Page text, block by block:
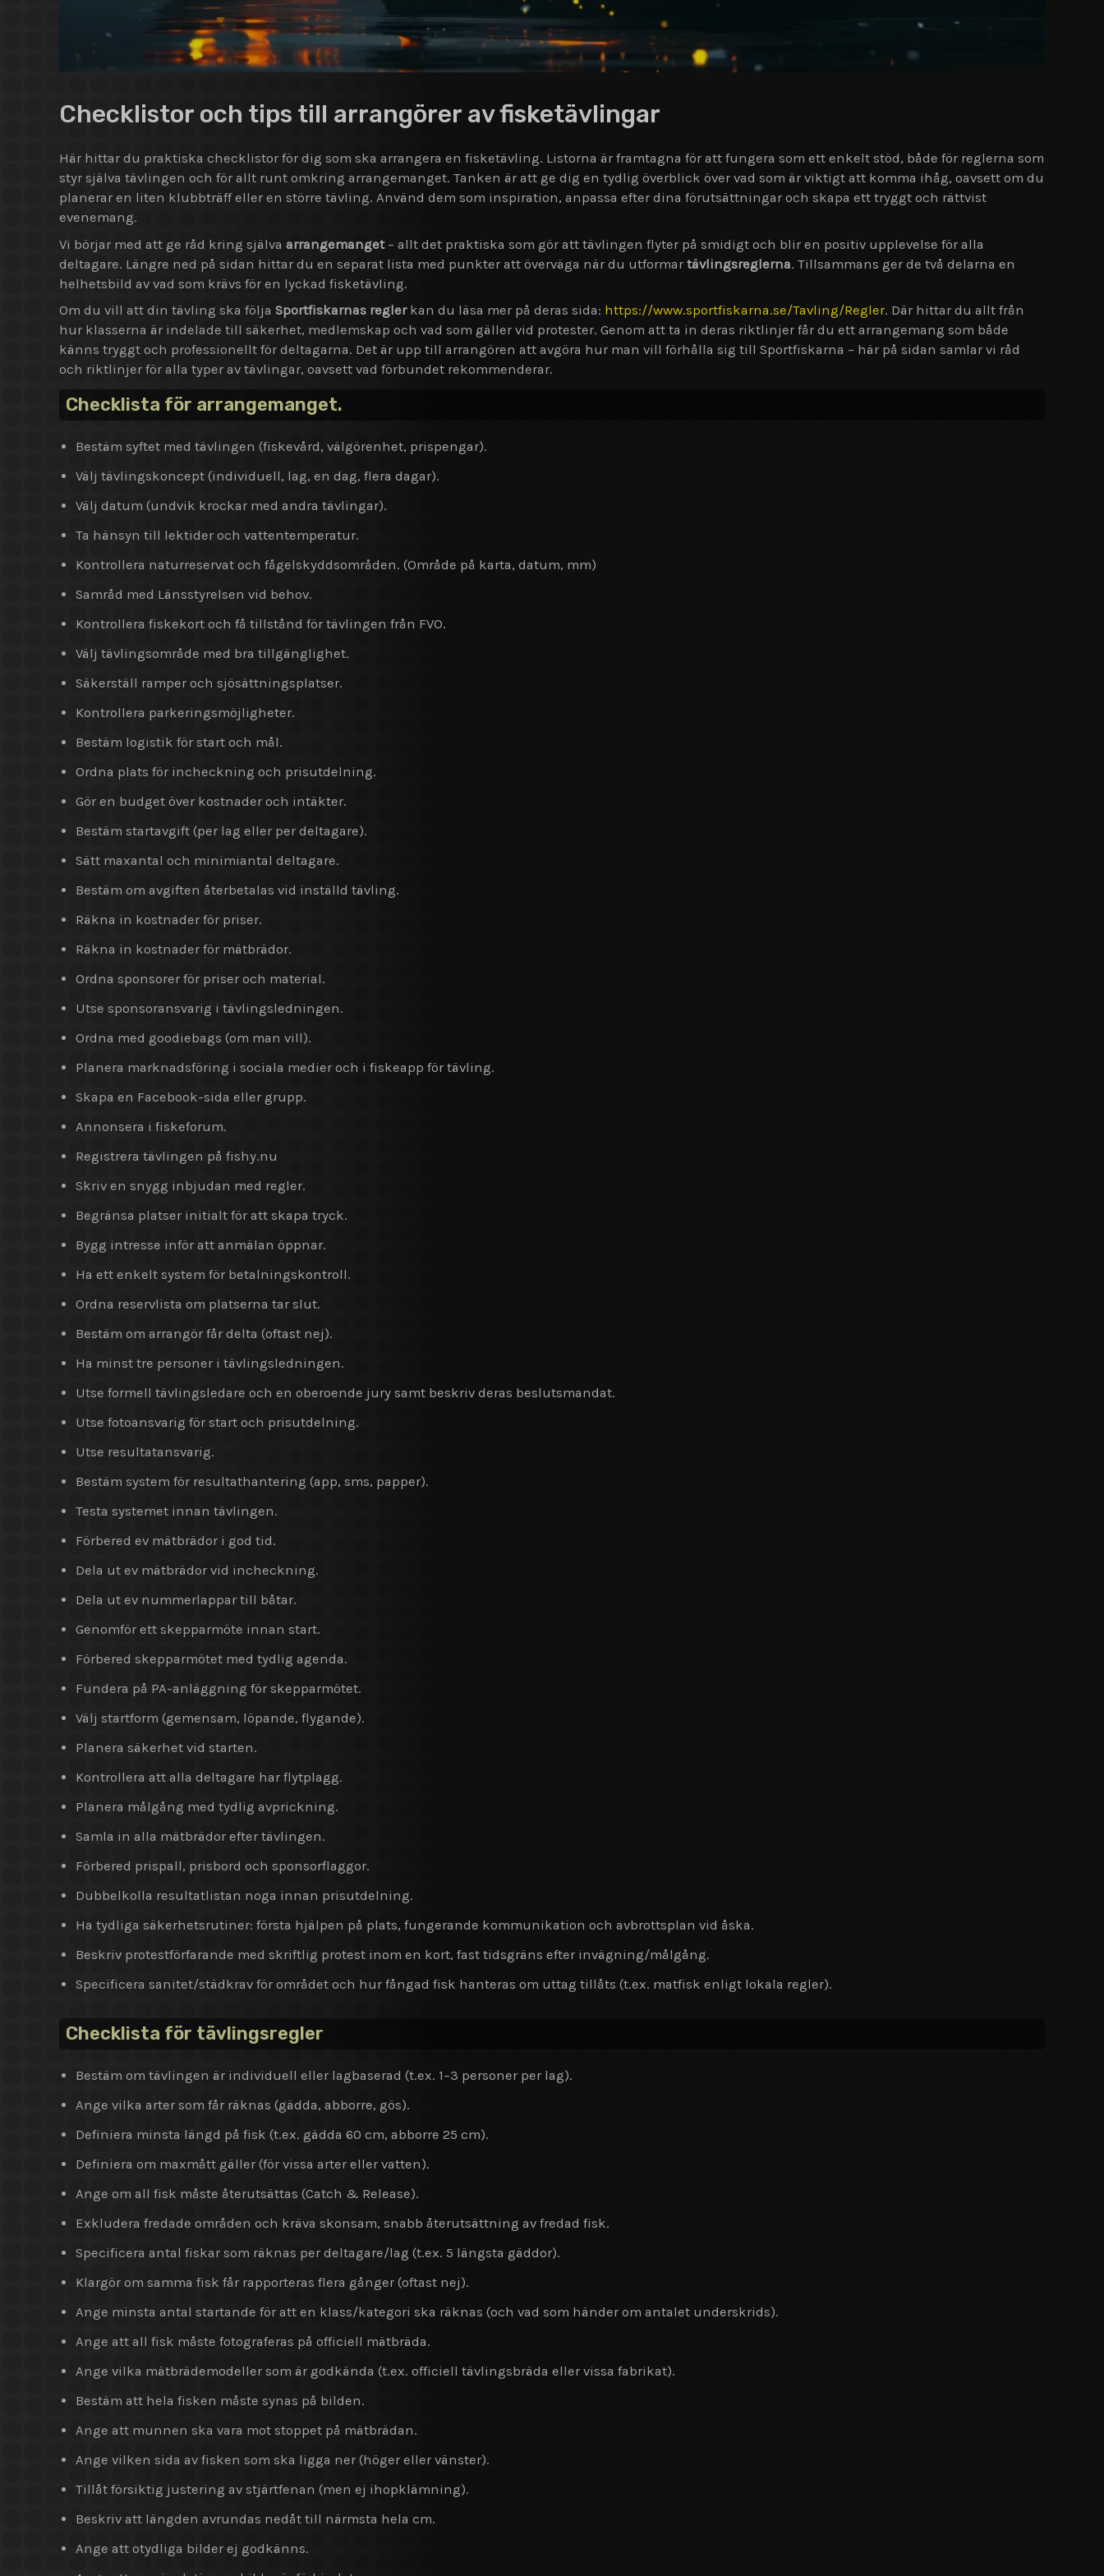
Checklistor och tips till arrangörer av fisketävlingar
Här hittar du praktiska checklistor för dig som ska arrangera en fisketävling. Listorna är framtagna för att fungera som ett enkelt stöd, både för reglerna som
styr själva tävlingen och för allt runt omkring arrangemanget. Tanken är att ge dig en tydlig överblick över vad som är viktigt att komma ihåg, oavsett om du
planerar en liten klubbträff eller en större tävling. Använd dem som inspiration, anpassa efter dina förutsättningar och skapa ett tryggt och rättvist
evenemang.
Vi börjar med att ge råd kring själva arrangemanget– allt det praktiska som gör att tävlingen flyter på smidigt och blir en positiv upplevelse för alla
deltagare. Längre ned på sidan hittar du en separat lista med punkter att överväga när du utformar tävlingsreglerna. Tillsammans ger de två delarna en
helhetsbild av vad som krävs för en lyckad fisketävling.
Om du vill att din tävling ska följa Sportfiskarnas reglerkan du läsa mer på deras sida: https://www.sportfiskarna.se/Tavling/Regler. Där hittar du allt från
hur klasserna är indelade till säkerhet, medlemskap och vad som gäller vid protester. Genom att ta in deras riktlinjer får du ett arrangemang som både
känns tryggt och professionellt för deltagarna. Det är upp till arrangören att avgöra hur man vill förhålla sig till Sportfiskarna – här på sidan samlar vi råd
och riktlinjer för alla typer av tävlingar, oavsett vad förbundet rekommenderar.
Checklista för arrangemanget.
Bestäm syftet med tävlingen (fiskevård, välgörenhet, prispengar).
Välj tävlingskoncept (individuell, lag, en dag, flera dagar).
Välj datum (undvik krockar med andra tävlingar).
Ta hänsyn till lektider och vattentemperatur.
Kontrollera naturreservat och fågelskyddsområden. (Område på karta, datum, mm)
Samråd med Länsstyrelsen vid behov.
Kontrollera fiskekort och få tillstånd för tävlingen från FVO.
Välj tävlingsområde med bra tillgänglighet.
Säkerställ ramper och sjösättningsplatser.
Kontrollera parkeringsmöjligheter.
Bestäm logistik för start och mål.
Ordna plats för incheckning och prisutdelning.
Gör en budget över kostnader och intäkter.
Bestäm startavgift (per lag eller per deltagare).
Sätt maxantal och minimiantal deltagare.
Bestäm om avgiften återbetalas vid inställd tävling.
Räkna in kostnader för priser.
Räkna in kostnader för mätbrädor.
Ordna sponsorer för priser och material.
Utse sponsoransvarig i tävlingsledningen.
Ordna med goodiebags (om man vill).
Planera marknadsföring i sociala medier och i fiskeapp för tävling.
Skapa en Facebook-sida eller grupp.
Annonsera i fiskeforum.
Registrera tävlingen på fishy.nu
Skriv en snygg inbjudan med regler.
Begränsa platser initialt för att skapa tryck.
Bygg intresse inför att anmälan öppnar.
Ha ett enkelt system för betalningskontroll.
Ordna reservlista om platserna tar slut.
Bestäm om arrangör får delta (oftast nej).
Ha minst tre personer i tävlingsledningen.
Utse formell tävlingsledare och en oberoende jury samt beskriv deras beslutsmandat.
Utse fotoansvarig för start och prisutdelning.
Utse resultatansvarig.
Bestäm system för resultathantering (app, sms, papper).
Testa systemet innan tävlingen.
Förbered ev mätbrädor i god tid.
Dela ut ev mätbrädor vid incheckning.
Dela ut ev nummerlappar till båtar.
Genomför ett skepparmöte innan start.
Förbered skepparmötet med tydlig agenda.
Fundera på PA-anläggning för skepparmötet.
Välj startform (gemensam, löpande, flygande).
Planera säkerhet vid starten.
Kontrollera att alla deltagare har flytplagg.
Planera målgång med tydlig avprickning.
Samla in alla mätbrädor efter tävlingen.
Förbered prispall, prisbord och sponsorflaggor.
Dubbelkolla resultatlistan noga innan prisutdelning.
Ha tydliga säkerhetsrutiner: första hjälpen på plats, fungerande kommunikation och avbrottsplan vid åska.
Beskriv protestförfarande med skriftlig protest inom en kort, fast tidsgräns efter invägning/målgång.
Specificera sanitet/städkrav för området och hur fångad fisk hanteras om uttag tillåts (t.ex. matfisk enligt lokala regler).
Checklista för tävlingsregler
Bestäm om tävlingen är individuell eller lagbaserad (t.ex. 1–3 personer per lag).
Ange vilka arter som får räknas (gädda, abborre, gös).
Definiera minsta längd på fisk (t.ex. gädda 60 cm, abborre 25 cm).
Definiera om maxmått gäller (för vissa arter eller vatten).
Ange om all fisk måste återutsättas (Catch & Release).
Exkludera fredade områden och kräva skonsam, snabb återutsättning av fredad fisk.
Specificera antal fiskar som räknas per deltagare/lag (t.ex. 5 längsta gäddor).
Klargör om samma fisk får rapporteras flera gånger (oftast nej).
Ange minsta antal startande för att en klass/kategori ska räknas (och vad som händer om antalet underskrids).
Ange att all fisk måste fotograferas på officiell mätbräda.
Ange vilka mätbrädemodeller som är godkända (t.ex. officiell tävlingsbräda eller vissa fabrikat).
Bestäm att hela fisken måste synas på bilden.
Ange att munnen ska vara mot stoppet på mätbrädan.
Ange vilken sida av fisken som ska ligga ner (höger eller vänster).
Tillåt försiktig justering av stjärtfenan (men ej ihopklämning).
Beskriv att längden avrundas nedåt till närmsta hela cm.
Ange att otydliga bilder ej godkänns.